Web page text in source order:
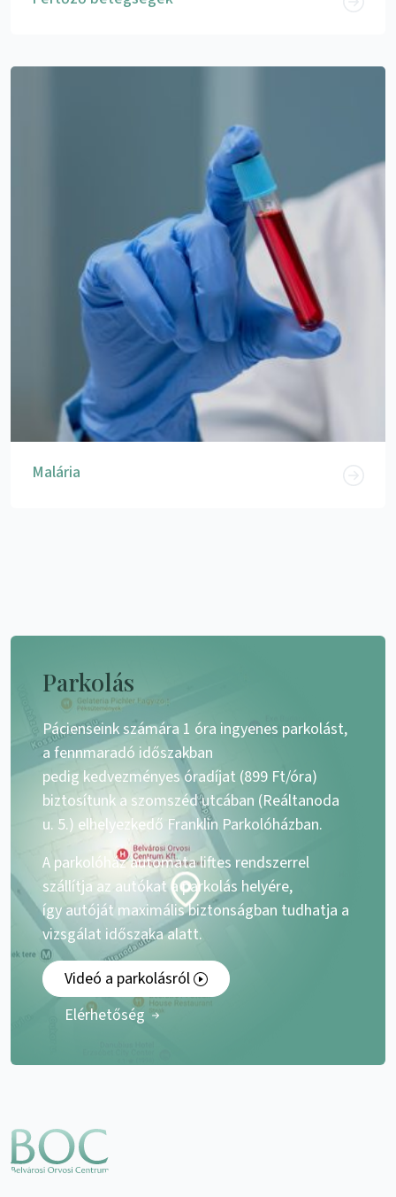
Malária
Parkolás
Pácienseink számára 1 óra ingyenes parkolást,
a fennmaradó időszakban
pedig kedvezményes óradíjat (899 Ft/óra)
biztosítunk a szomszéd utcában (Reáltanoda
u. 5.) elhelyezkedő Franklin Parkolóházban.
A parkolóház automata liftes rendszerrel
szállítja az autókat a parkolás helyére,
így autóját maximális biztonságban tudhatja a
vizsgálat időszaka alatt.
Videó a parkolásról
Elérhetőség